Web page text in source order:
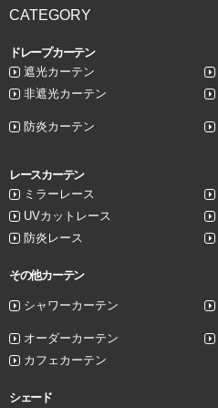
CATEGORY
ドレープカーテン
遮光カーテン
非遮光カーテン
防炎カーテン
レースカーテン
ミラーレース
UVカットレース
防炎レース
その他カーテン
シャワーカーテン
オーダーカーテン
カフェカーテン
シェード